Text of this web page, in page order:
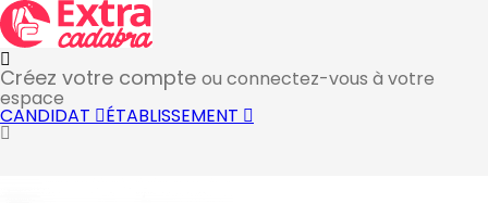
Créez votre compte ou connectez-vous à votre
espace
CANDIDAT ÉTABLISSEMENT